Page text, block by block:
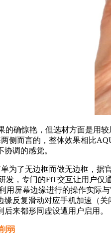
惊艳，但选材方面是用较
侧而言的，整体效果相比
调的感觉。
了无边框而做无边框，据
发，专门的FiT交互让用户
用屏幕边缘进行的操作实际
缘反复滑动对应手机加速（
来都形同虚设遭用户启用。
弱